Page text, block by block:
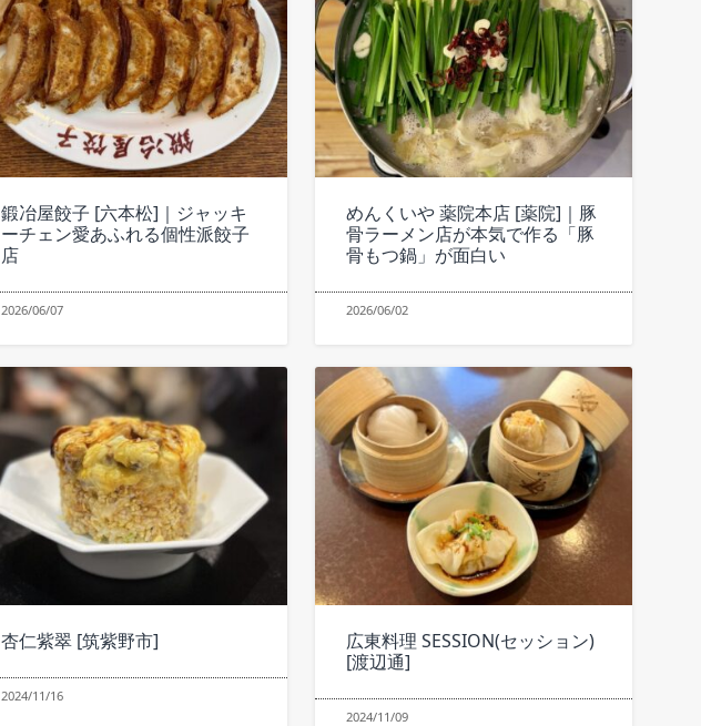
鍛冶屋餃子 [六本松]｜ジャッキ
ーチェン愛あふれる個性派餃子
店
2026/06/07
めんくいや 薬院本店 [薬院]｜豚
骨ラーメン店が本気で作る「豚
骨もつ鍋」が面白い
2026/06/02
杏仁紫翠 [筑紫野市]
2024/11/16
広東料理 SESSION(セッション)
[渡辺通]
2024/11/09